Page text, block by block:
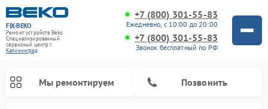
FIX-BEKO
Ремонт устройств Beko
Специализированный
cервисный центр г.
Калининград
+7 (800) 301-55-83
Ежедневно, с 10:00 до 20:00
+7 (800) 301-55-83
Звонок бесплатный по РФ
Мы ремонтируем Позвонить